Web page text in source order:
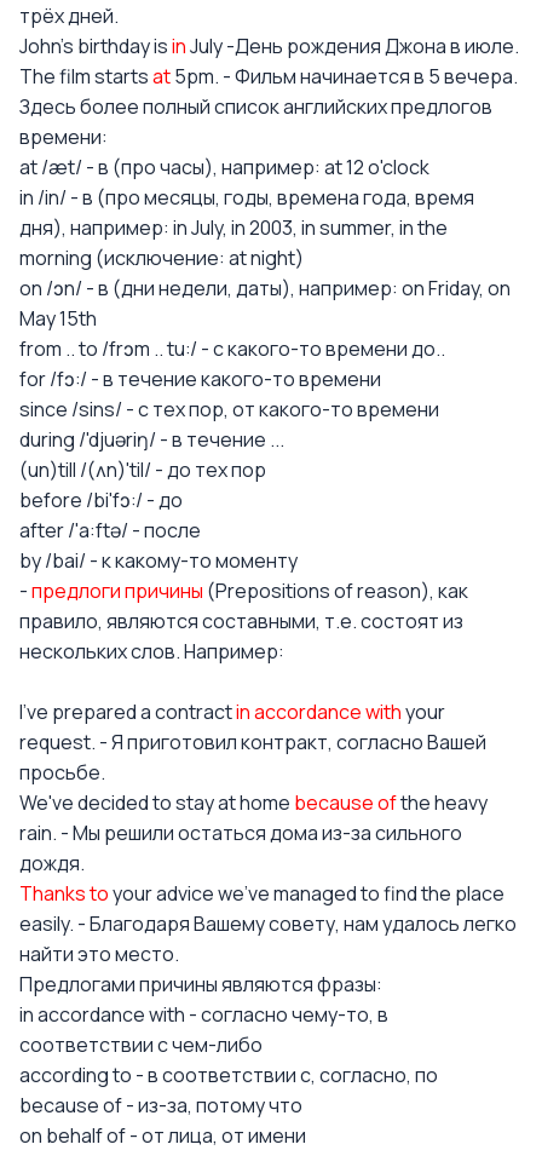
трёх дней.
John's birthday isinJuly -День рождения Джона в июле.
The film startsat5pm. - Фильм начинается в 5 вечера.
Здесь более полный список английских предлогов
времени:
at /æt/ - в (про часы), например: at 12 o'clock
in /in/ - в (про месяцы, годы, времена года, время
дня), например: in July, in 2003, in summer, in the
morning (исключение: at night)
on /ɔn/ - в (дни недели, даты), например: on Friday, on
May 15th
from .. to /frɔm .. tu:/ - с какого-то времени до..
for /fɔ:/ - в течение какого-то времени
since /sins/ - с тех пор, от какого-то времени
during /'djuəriŋ/ - в течение ...
(un)till /(ʌn)'til/ - до тех пор
before /bi'fɔ:/ - до
after /'a:ftə/ - после
by /bai/ - к какому-то моменту
-предлоги причины (Prepositions of reason), как
правило, являются составными, т.е. состоят из
нескольких слов. Например:
I've prepared a contractin accordance withyour
request. - Я приготовил контракт, согласно Вашей
просьбе.
We've decided to stay at home because ofthe heavy
rain. - Мы решили остаться дома из-за сильного
дождя.
Thanks toyour advice we've managed to find the place
easily. - Благодаря Вашему совету, нам удалось легко
найти это место.
Предлогами причины являются фразы:
in accordance with - согласно чему-то, в
соответствии с чем-либо
according to - в соответствии с, согласно, по
because of - из-за, потому что
on behalf of - от лица, от имени